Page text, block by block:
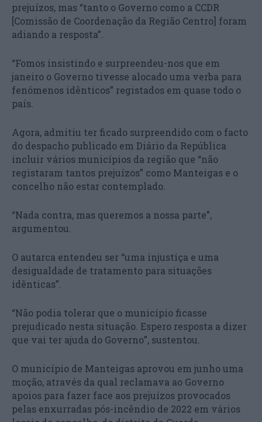
prejuízos, mas “tanto o Governo como a CCDR
[Comissão de Coordenação da Região Centro] foram
adiando a resposta”.
“Fomos insistindo e surpreendeu-nos que em
janeiro o Governo tivesse alocado uma verba para
fenómenos idênticos” registados em quase todo o
país.
Agora, admitiu ter ficado surpreendido com o facto
do despacho publicado em Diário da República
incluir vários municípios da região que “não
registaram tantos prejuízos” como Manteigas e o
concelho não estar contemplado.
“Nada contra, mas queremos a nossa parte”,
argumentou.
O autarca entendeu ser “uma injustiça e uma
desigualdade de tratamento para situações
idênticas”.
“Não podia tolerar que o município ficasse
prejudicado nesta situação. Espero resposta a dizer
que vai ter ajuda do Governo”, sustentou.
O município de Manteigas aprovou em junho uma
moção, através da qual reclamava ao Governo
apoios para fazer face aos prejuízos provocados
pelas enxurradas pós-incêndio de 2022 em vários